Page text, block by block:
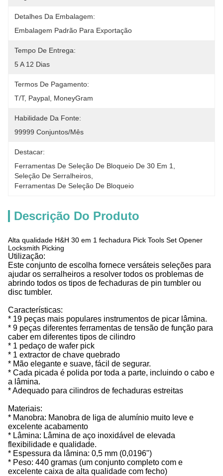
Detalhes Da Embalagem:
Embalagem Padrão Para Exportação
Tempo De Entrega:
5 A 12 Dias
Termos De Pagamento:
T/T, Paypal, MoneyGram
Habilidade Da Fonte:
99999 Conjuntos/mês
Destacar:
Ferramentas De Seleção De Bloqueio De 30 Em 1
Seleção De Serralheiros
Ferramentas De Seleção De Bloqueio
Descrição Do Produto
Alta qualidade H&H 30 em 1 fechadura Pick Tools Set Opener
Locksmith Picking
Utilização:
Este conjunto de escolha fornece versáteis seleções para
ajudar os serralheiros a resolver todos os problemas de
abrindo todos os tipos de fechaduras de pin tumbler ou
disc tumbler.
Características:
* 19 peças mais populares instrumentos de picar lâmina.
* 9 peças diferentes ferramentas de tensão de função para
caber em diferentes tipos de cilindro
* 1 pedaço de wafer pick
* 1 extractor de chave quebrado
* Mão elegante e suave, fácil de segurar.
* Cada picada é polida por toda a parte, incluindo o cabo e
a lâmina.
* Adequado para cilindros de fechaduras estreitas
Materiais:
* Manobra: Manobra de liga de alumínio muito leve e
excelente acabamento
* Lâmina: Lâmina de aço inoxidável de elevada
flexibilidade e qualidade.
* Espessura da lâmina: 0,5 mm (0,0196")
* Peso: 440 gramas (um conjunto completo com e
excelente caixa de alta qualidade com fecho)